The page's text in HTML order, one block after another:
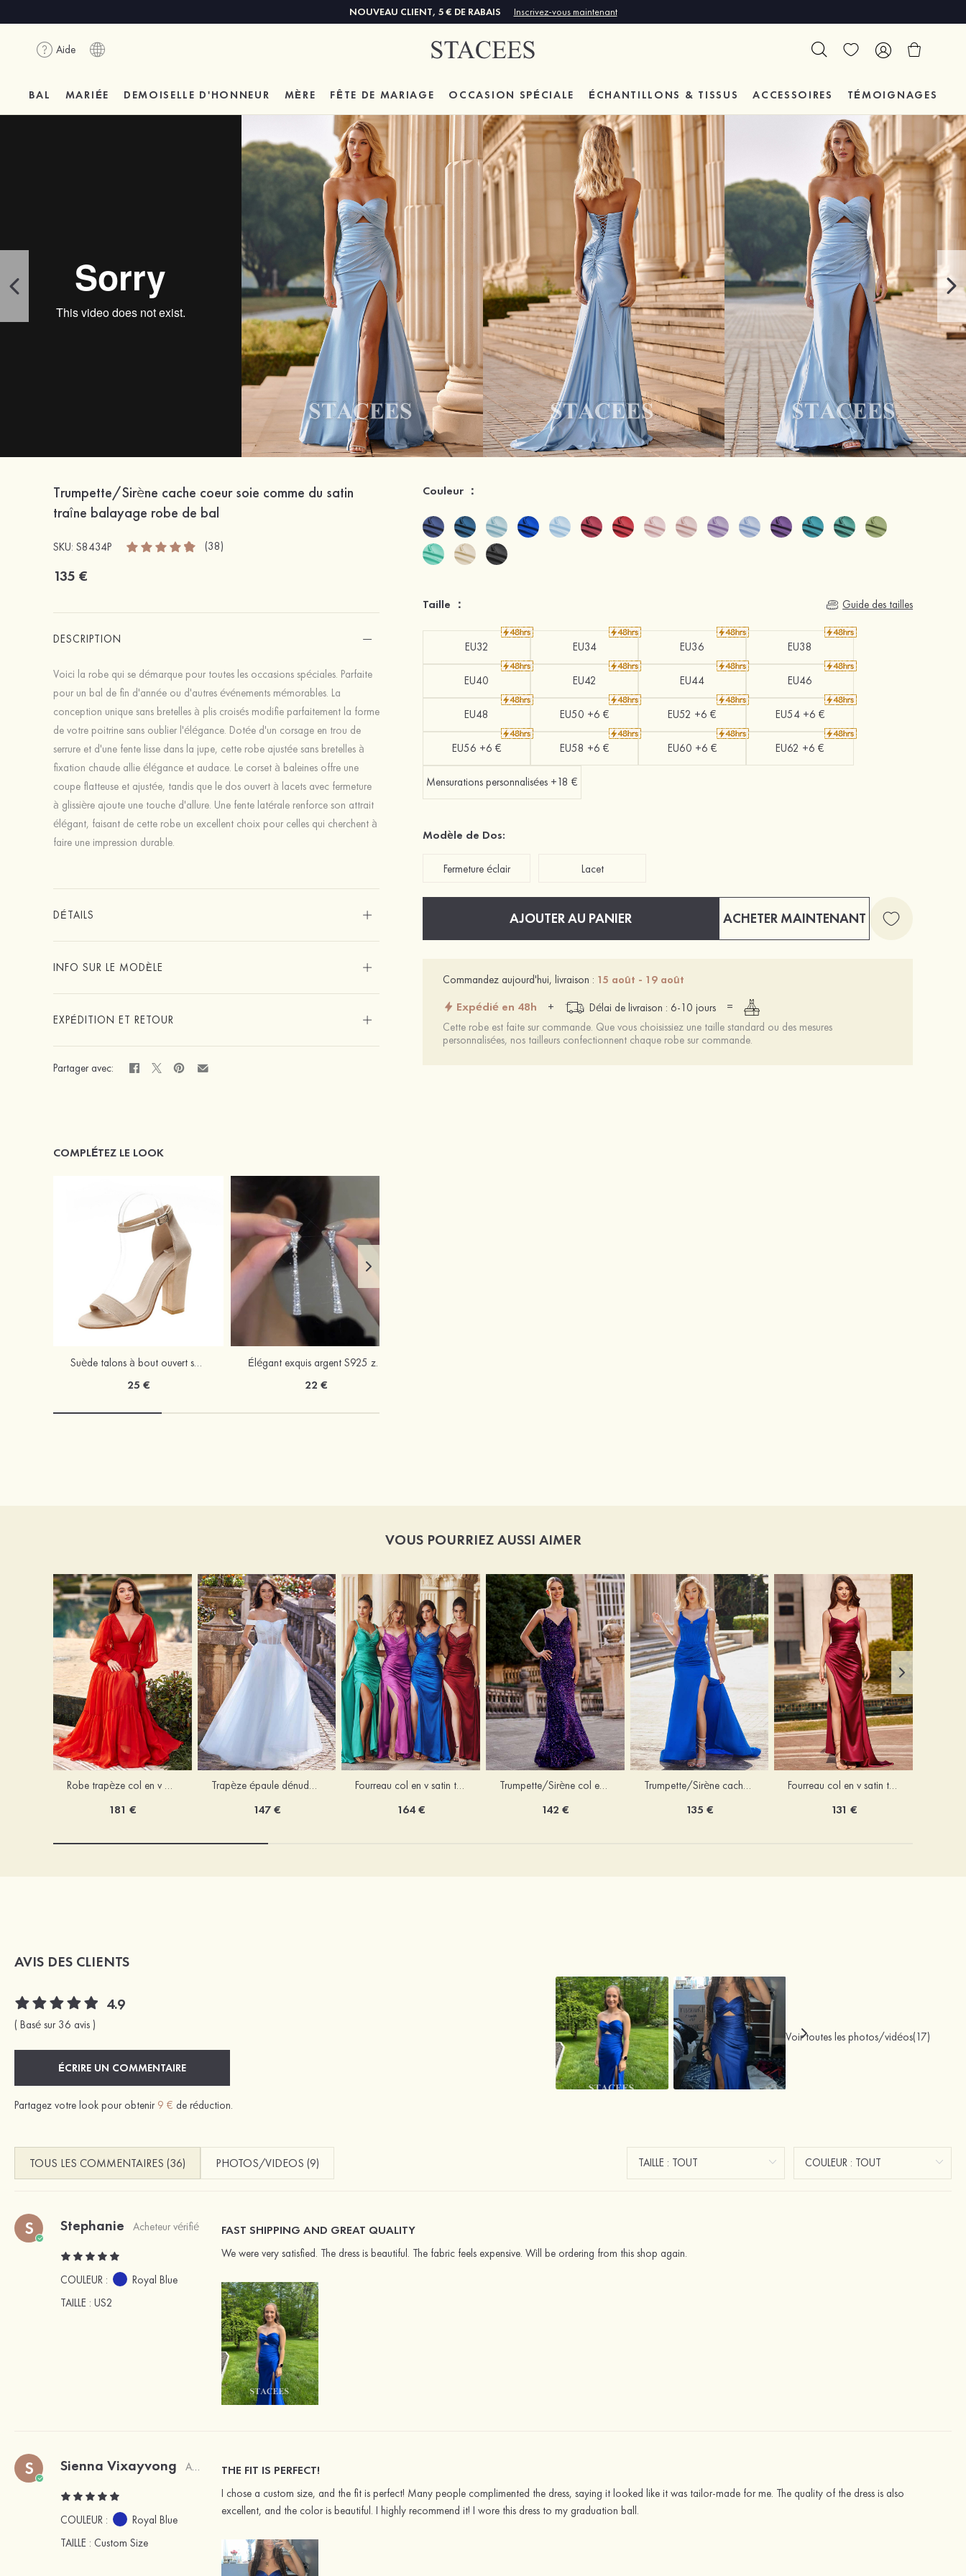
NOUVEAU CLIENT, 5 € DE RABAIS Inscrivez-vous maintenant
Aide
BAL MARIÉE DEMOISELLE D'HONNEUR MÈRE FÊTE DE MARIAGE OCCASION SPÉCIALE ÉCHANTILLONS & TISSUS ACCESSOIRES TÉMOIGNAGES
Trumpette/Sirène cache coeur soie comme du satin
traîne balayage robe de bal
SKU: S8434P (38)
135 €
DESCRIPTION
Voici la robe qui se démarque pour toutes les occasions spéciales. Parfaite
pour un bal de fin d'année ou d'autres événements mémorables. La
conception unique sans bretelles à plis croisés modifie parfaitement la forme
de votre poitrine sans oublier l'élégance. Dotée d'un corsage en trou de
serrure et d'une fente lisse dans la jupe, cette robe ajustée sans bretelles à
fixation chaude allie élégance et audace. Le corset à baleines offre une
coupe flatteuse et ajustée, tandis que le dos ouvert à lacets avec fermeture
à glissière ajoute une touche d'allure. Une fente latérale renforce son attrait
élégant, faisant de cette robe un excellent choix pour celles qui cherchent à
faire une impression durable.
DÉTAILS
INFO SUR LE MODÈLE
EXPÉDITION ET RETOUR
Partager avec:
COMPLÉTEZ LE LOOK
Suède talons à bout ouvert sandales talon bottier chaussures pour les soirées
25 €
Élégant exquis argent S925 zircon boucles d'oreilles
22 €
Couleur ：
Taille ： Guide des tailles
EU32 EU34 EU36 EU38
EU40 EU42 EU44 EU46
EU48 EU50 +6 € EU52 +6 € EU54 +6 €
EU56 +6 € EU58 +6 € EU60 +6 € EU62 +6 €
Mensurations personnalisées +18 €
Modèle de Dos:
Fermeture éclair Lacet
AJOUTER AU PANIER ACHETER MAINTENANT
Commandez aujourd'hui, livraison : 15 août - 19 août
Expédié en 48h + Délai de livraison : 6-10 jours
=
Cette robe est faite sur commande. Que vous choisissiez une taille standard ou des mesures
personnalisées, nos tailleurs confectionnent chaque robe sur commande.
VOUS POURRIEZ AUSSI AIMER
Robe trapèze col en v mousseline ras du sol robe de bal
181 €
Trapèze épaule dénudée tulle ras du sol robe de bal
147 €
Fourreau col en v satin traîne balayage robe de bal
164 €
Trumpette/Sirène col en v velours paillettes traîne balayage robe de bal
142 €
Trumpette/Sirène cache coeur charmeuse traîne balayage robe de bal
135 €
Fourreau col en v satin traîne balayage robe de bal
131 €
AVIS DES CLIENTS
4.9
( Basé sur 36 avis )
ÉCRIRE UN COMMENTAIRE
Partagez votre look pour obtenir 9 € de réduction.
Voir toutes les photos/vidéos(17)
TOUS LES COMMENTAIRES (36) PHOTOS/VIDEOS (9)
S Stephanie Acheteur vérifié
COULEUR :
Royal Blue
TAILLE : US2
FAST SHIPPING AND GREAT QUALITY
We were very satisfied. The dress is beautiful. The fabric feels expensive. Will be ordering from this shop again.
S Sienna Vixayvong Acheteur vérifié
COULEUR :
Royal Blue
TAILLE : Custom Size
THE FIT IS PERFECT!
I chose a custom size, and the fit is perfect! Many people complimented the dress, saying it looked like it was tailor-made for me. The quality of the dress is also
excellent, and the color is beautiful. I highly recommend it! I wore this dress to my graduation ball.